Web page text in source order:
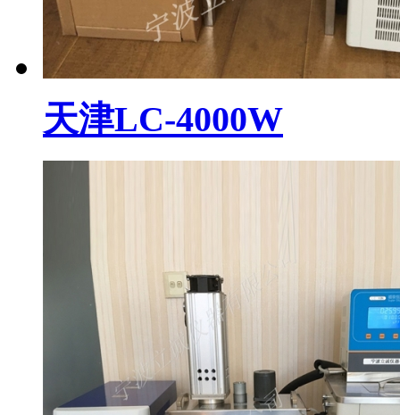
天津LC-4000W